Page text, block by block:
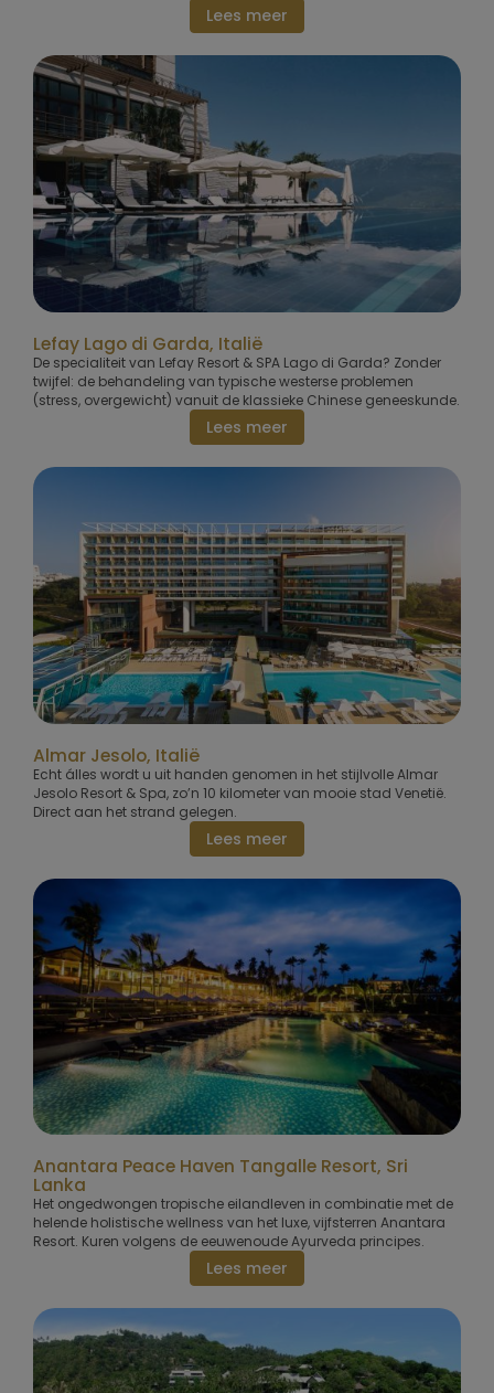
Lees meer
Lefay Lago di Garda, Italië
De specialiteit van Lefay Resort & SPA Lago di Garda? Zonder
twijfel: de behandeling van typische westerse problemen
(stress, overgewicht) vanuit de klassieke Chinese geneeskunde.
Lees meer
Almar Jesolo, Italië
Echt álles wordt u uit handen genomen in het stijlvolle Almar
Jesolo Resort & Spa, zo’n 10 kilometer van mooie stad Venetië.
Direct aan het strand gelegen.
Lees meer
Anantara Peace Haven Tangalle Resort, Sri
Lanka
Het ongedwongen tropische eilandleven in combinatie met de
helende holistische wellness van het luxe, vijfsterren Anantara
Resort. Kuren volgens de eeuwenoude Ayurveda principes.
Lees meer